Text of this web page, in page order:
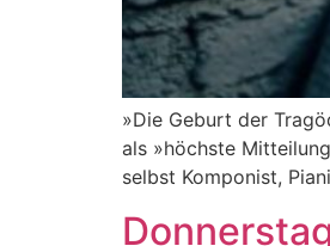
»Die Geburt der
als »höchste
selbst Komponist,